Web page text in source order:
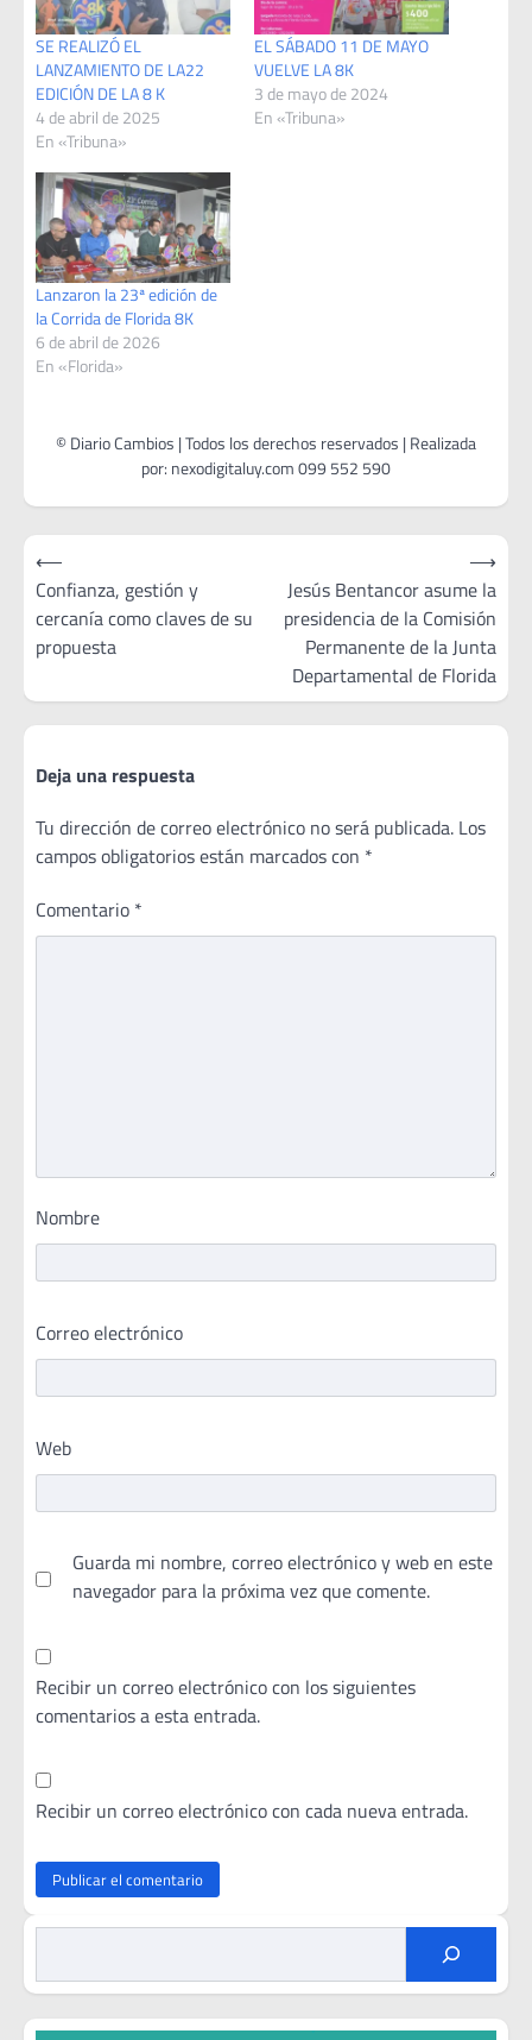
SE REALIZÓ EL
LANZAMIENTO DE LA22
EDICIÓN DE LA 8 K
4 de abril de 2025
En «Tribuna»
EL SÁBADO 11 DE MAYO
VUELVE LA 8K
3 de mayo de 2024
En «Tribuna»
Lanzaron la 23ª edición de
la Corrida de Florida 8K
6 de abril de 2026
En «Florida»
Navegación
de
entradas
⟵
Confianza, gestión y
cercanía como claves de su
propuesta
Jesús Bentancor asume la
presidencia de la Comisión
Permanente de la Junta
Departamental de Florida
⟶
Deja una respuesta
Tu dirección de correo electrónico no será publicada. Los
campos obligatorios están marcados con *
Comentario *
Nombre
Correo electrónico
Web
Guarda mi nombre, correo electrónico y web en este
navegador para la próxima vez que comente.
Recibir un correo electrónico con los siguientes
comentarios a esta entrada.
Recibir un correo electrónico con cada nueva entrada.